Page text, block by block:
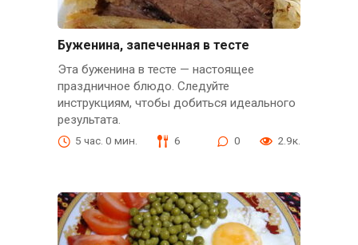
Буженина, запеченная в тесте
Эта буженина в тесте — настоящее
праздничное блюдо. Следуйте
инструкциям, чтобы добиться идеального
результата.
5 час. 0 мин. 6 0 2.9к.